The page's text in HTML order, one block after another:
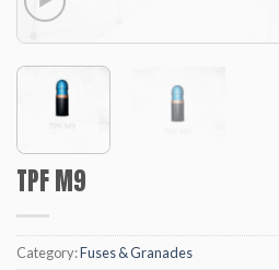
TPF M9
Category:Fuses & Granades